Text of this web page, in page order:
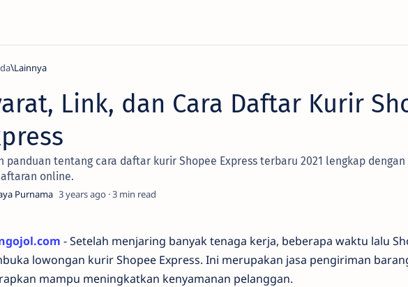
Lainnya
Link, dan Cara Daftar Kurir
panduan tentang cara daftar kurir Shopee Express terbaru 2021 lengkap
online.
3 years ago 3
- Setelah menjaring banyak tenaga kerja, beberapa waktu lalu
lowongan kurir Shopee Express. Ini merupakan jasa pengiriman
mampu meningkatkan kenyamanan pelanggan.